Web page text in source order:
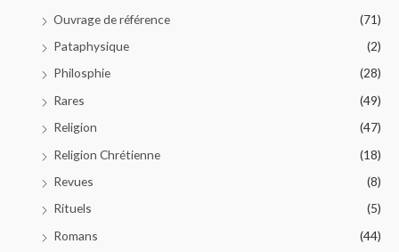
Ouvrage de référence
(71)
Pataphysique
(2)
Philosphie
(28)
Rares
(49)
Religion
(47)
Religion Chrétienne
(18)
Revues
(8)
Rituels
(5)
Romans
(44)